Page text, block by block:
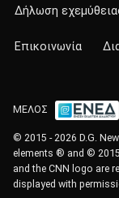
Δήλωση
Επικοινωνία
ΜΕΛΟΣ
© 2015 - 2026 D.G.
elements ® and © 2015
and the CNN logo are
displayed with